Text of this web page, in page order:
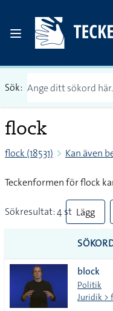
Sök:
flock
flock (18531) Kan även
Teckenformen för flock
Sökresultat: 4 st Lägg
till
alla i
lista
block
Politik
Juridik >